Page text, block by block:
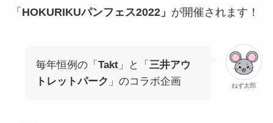
「 HOKURIKUパンフェス2022」 が開催されます！
ねず太郎
毎年恒例の「 Takt」と「 三井アウ
トレットパーク 」のコラボ企画